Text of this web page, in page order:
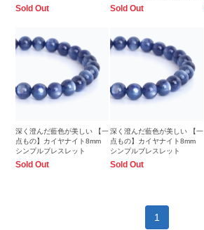
Sold Out
【鑑別書付き】
Sold Out
深く澄んだ藍色が美しい 【一
点もの】カイヤナイト8mm
シンプルブレスレット
Sold Out
深く澄んだ藍色が美しい 【一
点もの】カイヤナイト8mm
シンプルブレスレット
Sold Out
1